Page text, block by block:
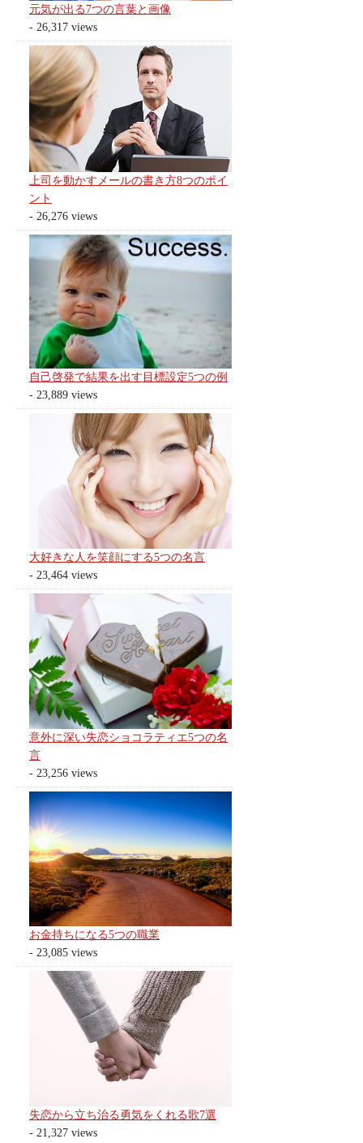
元気が出る7つの言葉と画像
- 26,317 views
上司を動かすメールの書き方8つのポイ
ント
- 26,276 views
自己啓発で結果を出す目標設定5つの例
- 23,889 views
大好きな人を笑顔にする5つの名言
- 23,464 views
意外に深い失恋ショコラティエ5つの名
言
- 23,256 views
お金持ちになる5つの職業
- 23,085 views
失恋から立ち治る勇気をくれる歌7選
- 21,327 views